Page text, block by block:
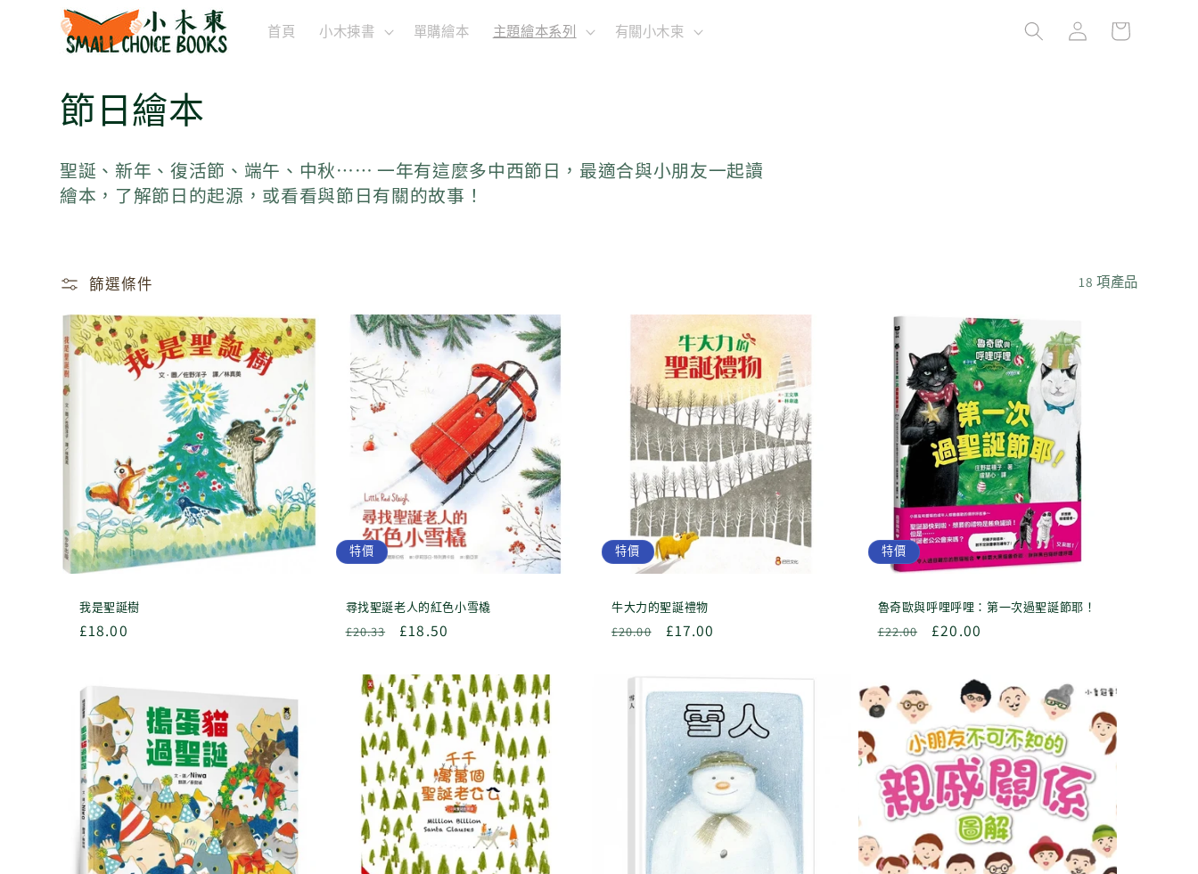
跳至內
首頁 小木揀書 單購繪本 主題繪本系列 有關小木柬
登
入
物
商
品
系
:
節日繪本
聖誕、新年、復活節、端午、中秋⋯⋯ 一年有這麼多中西節日，最適合與小朋友一起讀
繪本，了解節日的起源，或看看與節日有關的故事！
篩選條件 18 項產品
我是聖誕樹
定
£18.00
特價
尋找聖誕老人的紅色小雪橇
定
£20.33
售
£18.50
特價
牛大力的聖誕禮物
定
£20.00
售
£17.00
特價
魯奇歐與呼哩呼哩：第一次過聖誕節耶！
定
£22.00
售
£20.00